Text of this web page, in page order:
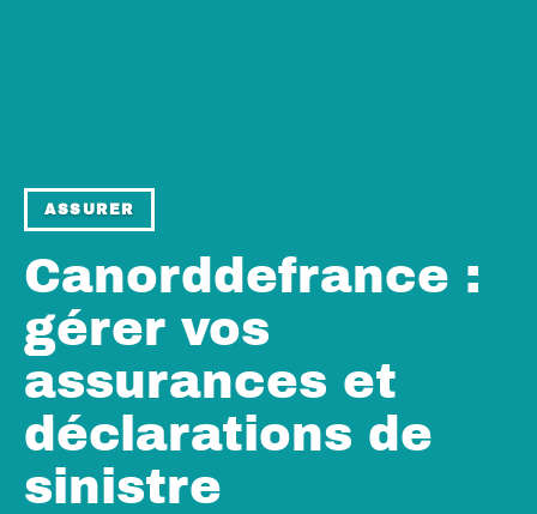
ASSURER
Canorddefrance :
gérer vos
assurances et
déclarations de
sinistre